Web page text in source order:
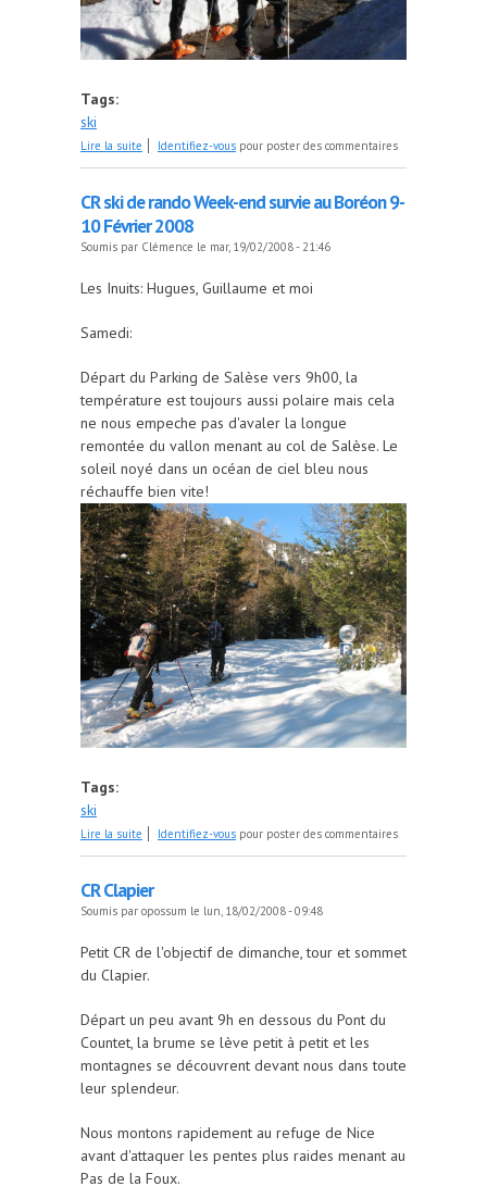
Tags:
ski
Lire la suite de CIRCUMDUCTION ARGENTERA
Identifiez-vous pour poster des commentaires
CR ski de rando Week-end survie au Boréon 9-
10 Février 2008
Soumis par Clémence le mar, 19/02/2008 - 21:46
Les Inuits: Hugues, Guillaume et moi
Samedi:
Départ du Parking de Salèse vers 9h00, la
température est toujours aussi polaire mais cela
ne nous empeche pas d'avaler la longue
remontée du vallon menant au col de Salèse. Le
soleil noyé dans un océan de ciel bleu nous
réchauffe bien vite!
Tags:
ski
Lire la suite de CR ski de rando Week-end survie au Boréon 9-
Identifiez-vous pour poster des commentaires
CR Clapier
Soumis par opossum le lun, 18/02/2008 - 09:48
Petit CR de l'objectif de dimanche, tour et sommet
du Clapier.
Départ un peu avant 9h en dessous du Pont du
Countet, la brume se lève petit à petit et les
montagnes se découvrent devant nous dans toute
leur splendeur.
Nous montons rapidement au refuge de Nice
avant d'attaquer les pentes plus raides menant au
Pas de la Foux.